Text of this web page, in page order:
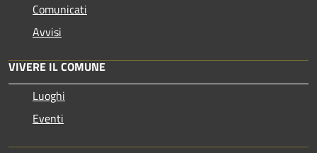
Comunicati
Avvisi
VIVERE IL COMUNE
Luoghi
Eventi